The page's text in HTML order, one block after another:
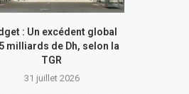
: Un excédent global
milliards de Dh, selon la
TGR
31 juillet 2026